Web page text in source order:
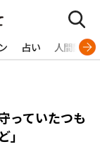
占い 人間関係
っていたつも